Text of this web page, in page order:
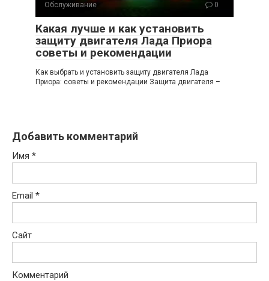
Обслуживание 0
Какая лучше и как установить
защиту двигателя Лада Приора
советы и рекомендации
Как выбрать и установить защиту двигателя Лада
Приора: советы и рекомендации Защита двигателя –
Добавить комментарий
Имя *
Email *
Сайт
Комментарий